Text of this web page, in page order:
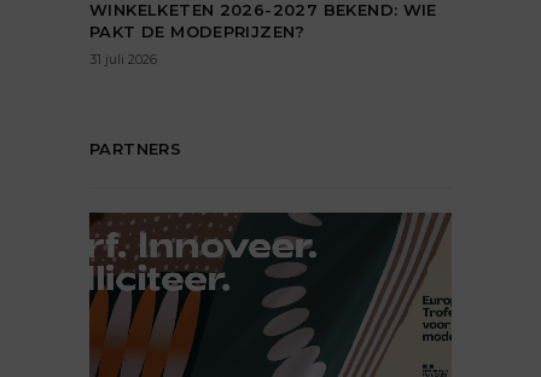
WINKELKETEN 2026-2027 BEKEND: WIE
PAKT DE MODEPRIJZEN?
31 juli 2026
PARTNERS